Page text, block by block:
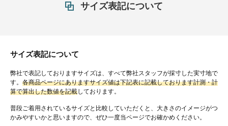
サイズ表記について
サイズ表記について
弊社で表記しておりますサイズは、すべて弊社スタッフが採寸した実寸地で
す。 各商品ページにありますサイズ値は下記表に記載しております計測・計
算で算出した数値を記載しております。
普段ご着用されているサイズと比較していただくと、大きさのイメージがつ
かみやすいかと思いますので、ぜひ一度当ページでお確かめください。